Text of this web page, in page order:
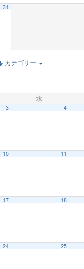
31
カテゴリー
水
3 4
10 11
17 18
24 25